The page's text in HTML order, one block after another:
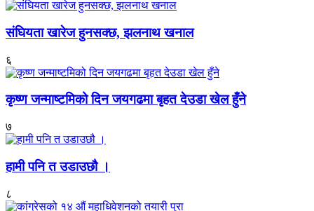
संघियता खारेज हुनसक्छ, झलनाथ खनाल
६
कृष्ण जन्माष्टमिको दिन जयगढमा बृहत देउडा खेल हुँने
७
हामी पनि त उडाउछौ ।
८